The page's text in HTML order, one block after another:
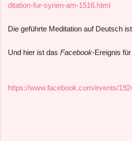
ditation-fur-syrien-am-1516.html
Die geführte Meditation auf Deutsch ist
Und hier ist das Facebook-Ereignis
https://www.facebook.com/events/